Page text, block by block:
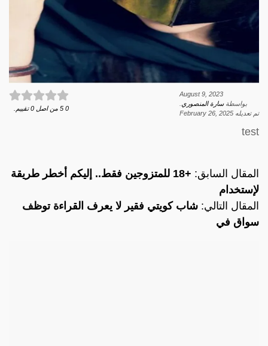
August 9, 2023
بواسطةسارة المنصوري
تم تعديله February 26, 2025
0
5 من اصل 0 تقييم.
test
المقال السابق:
+18 للمتزوجين فقط.. إليكم أخطر طريقة
لإستخدام
المقال التالي: شاب كويتي فقير لا يعرف القراءة توظف
سواق في